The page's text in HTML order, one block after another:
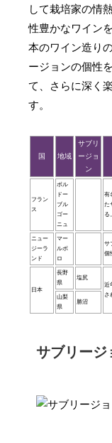
して栽培家の情
性豊かなワイン
本のワイン造り
ージョンの個性
て、さらに深く
す。
国 地域
サブリ
ージョ
ン
フラン
ス
ボル
ドー
ブル
ゴー
ニュ
有
た
る。
ニュー
ジーラ
ンド
マー
ルボ
ロ
サ
個
日本
長野
県
塩尻
近
さ
山梨
県
勝沼
サブリージ